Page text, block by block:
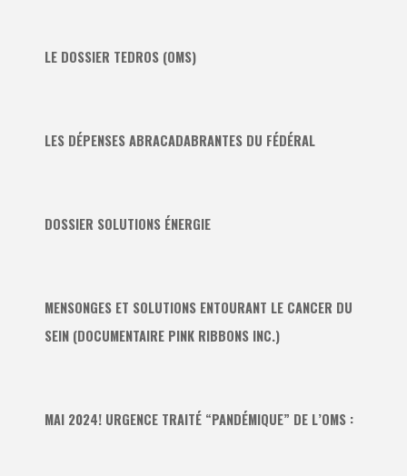
LE DOSSIER TEDROS (OMS)
LES DÉPENSES ABRACADABRANTES DU FÉDÉRAL
DOSSIER SOLUTIONS ÉNERGIE
MENSONGES ET SOLUTIONS ENTOURANT LE CANCER DU
SEIN (DOCUMENTAIRE PINK RIBBONS INC.)
MAI 2024! URGENCE TRAITÉ “PANDÉMIQUE” DE L’OMS :